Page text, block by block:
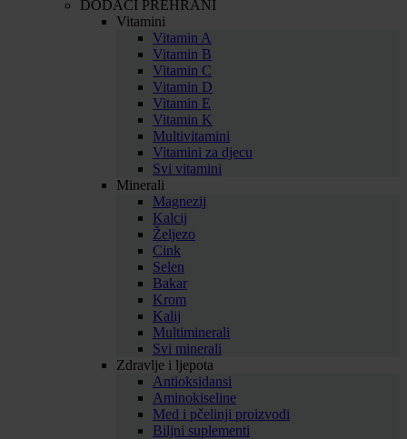
DODACI PREHRANI
Vitamini
Vitamin A
Vitamin B
Vitamin C
Vitamin D
Vitamin E
Vitamin K
Multivitamini
Vitamini za djecu
Svi vitamini
Minerali
Magnezij
Kalcij
Željezo
Cink
Selen
Bakar
Krom
Kalij
Multiminerali
Svi minerali
Zdravlje i ljepota
Antioksidansi
Aminokiseline
Med i pčelinji proizvodi
Biljni suplementi